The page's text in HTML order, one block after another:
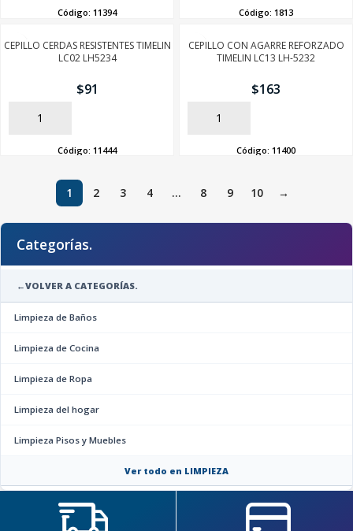
Categorías.
←VOLVER A CATEGORÍAS.
Limpieza de Baños
Limpieza de Cocina
Limpieza de Ropa
Limpieza del hogar
Limpieza Pisos y Muebles
Ver todo en LIMPIEZA
Código: 11394 Código: 1813
CEPILLO CERDAS RESISTENTES TIMELIN
LC02 LH5234
$91
AÑADIR
Código: 11444
CEPILLO CON AGARRE REFORZADO
TIMELIN LC13 LH-5232
$163
AÑADIR
Código: 11400
1 2 3 4 … 8 9 10 →